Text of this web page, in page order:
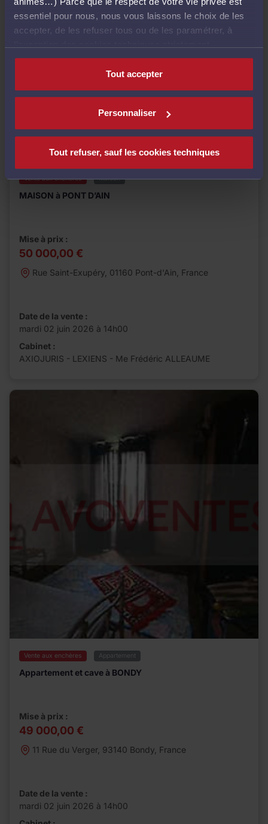
essentiel pour nous, nous vous laissons le choix de les
accepter, de les refuser tous ou de les paramétrer, à
nécessaires au fonctionnement du site.
Tout accepter
Personnaliser
Tout refuser, sauf les cookies techniques
Vente aux enchères Maison
MAISON à PONT D’AIN
Mise à prix :
50 000,00 €
Rue Saint-Exupéry, 01160 Pont-d'Ain, France
Date de la vente :
mardi 02 juin 2026 à 14h00
Cabinet :
AXIOJURIS - LEXIENS - Me Frédéric ALLEAUME
Vente aux enchères Appartement
Appartement et cave à BONDY
Mise à prix :
49 000,00 €
11 Rue du Verger, 93140 Bondy, France
Date de la vente :
mardi 02 juin 2026 à 14h00